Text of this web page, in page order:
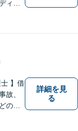
ィで
解決
えま
くだ
備】
士 】借
故、
のご
詳細を見
る